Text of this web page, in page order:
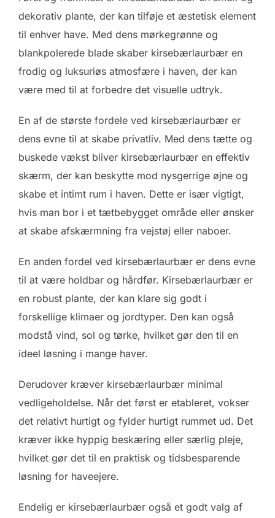
dekorativ plante, der kan tilføje et æstetisk element
til enhver have. Med dens mørkegrønne og
blankpolerede blade skaber kirsebærlaurbær en
frodig og luksuriøs atmosfære i haven, der kan
være med til at forbedre det visuelle udtryk.
En af de største fordele ved kirsebærlaurbær er
dens evne til at skabe privatliv. Med dens tætte og
buskede vækst bliver kirsebærlaurbær en effektiv
skærm, der kan beskytte mod nysgerrige øjne og
skabe et intimt rum i haven. Dette er især vigtigt,
hvis man bor i et tætbebygget område eller ønsker
at skabe afskærmning fra vejstøj eller naboer.
En anden fordel ved kirsebærlaurbær er dens evne
til at være holdbar og hårdfør. Kirsebærlaurbær er
en robust plante, der kan klare sig godt i
forskellige klimaer og jordtyper. Den kan også
modstå vind, sol og tørke, hvilket gør den til en
ideel løsning i mange haver.
Derudover kræver kirsebærlaurbær minimal
vedligeholdelse. Når det først er etableret, vokser
det relativt hurtigt og fylder hurtigt rummet ud. Det
kræver ikke hyppig beskæring eller særlig pleje,
hvilket gør det til en praktisk og tidsbesparende
løsning for haveejere.
Endelig er kirsebærlaurbær også et godt valg af